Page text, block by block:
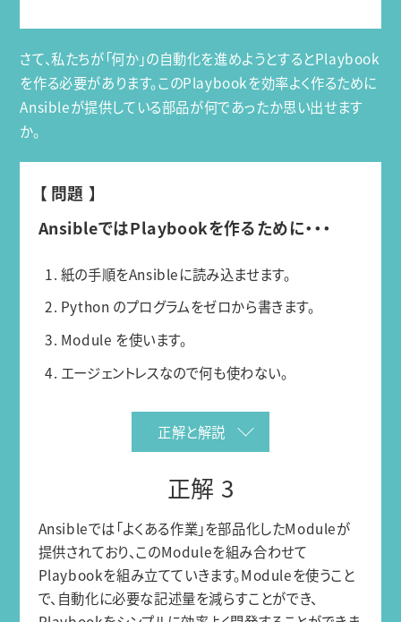
さて、私たちが「何か」の自動化を進めようとするとPlaybook
を作る必要があります。このPlaybookを効率よく作るために
Ansibleが提供している部品が何であったか思い出せます
か。
【 問題 】
AnsibleではPlaybookを作るために・・・
1. 紙の手順をAnsibleに読み込ませます。
2. Python のプログラムをゼロから書きます。
3. Module を使います。
4. エージェントレスなので何も使わない。
正解と解説
正解 3
Ansibleでは「よくある作業」を部品化したModuleが
提供されており、このModuleを組み合わせて
Playbookを組み立てていきます。Moduleを使うこと
で、自動化に必要な記述量を減らすことができ、